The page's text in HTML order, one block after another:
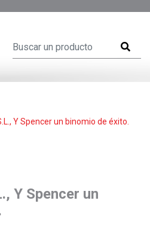
Y Spencer un binomio de éxito.
Y Spencer un